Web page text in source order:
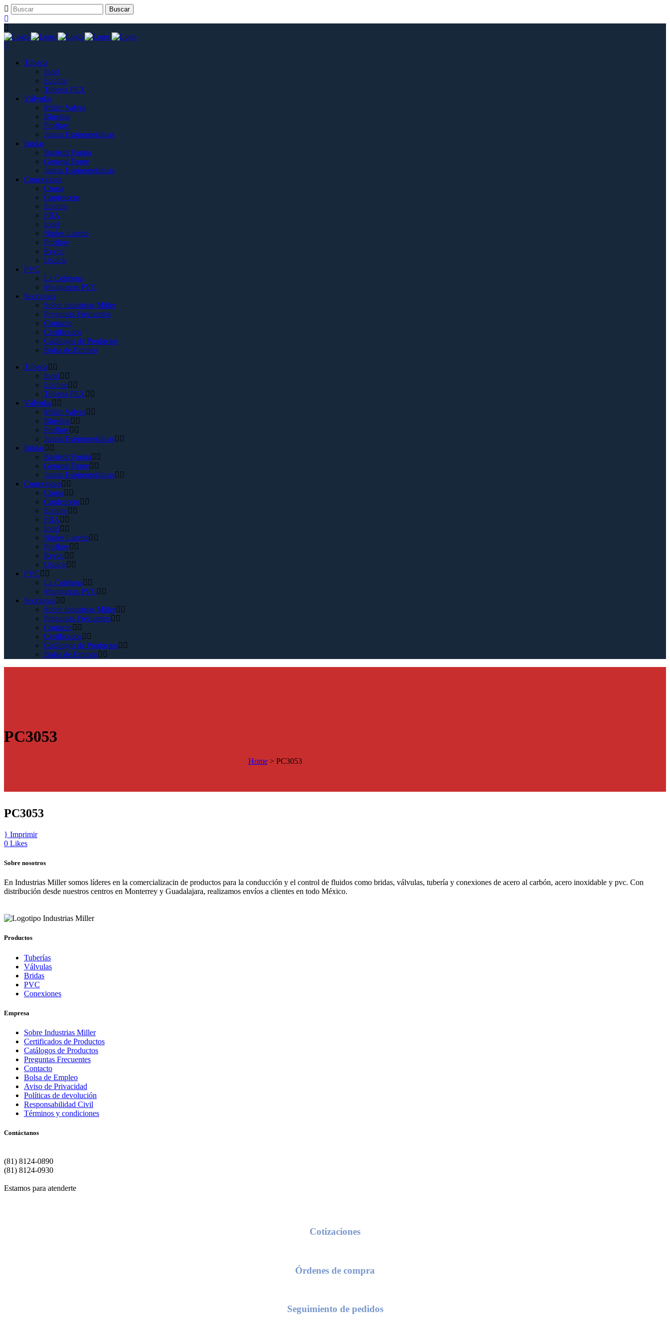
Tubería
Indel
Ecoline
Tubería PEX
Válvulas
Miller Valves
Blueline
Proflow
Juntas Espirometálicas
Bridas
Barbetti Forgia
General Forge
Juntas Espirometálicas
Conexiones
Consa
Copleacero
Ecoline
FBA
Indel
Niples Laredo
Proflow
Reyco
Usalok
PVC
La Colmena
Mangueras PVC
Secciones
Sobre Industrias Miller
Preguntas Frecuentes
Contacto
Certificados
Catálogos de Productos
Bolsa de Empleo
Tubería
Indel
Ecoline
Tubería PEX
Válvulas
Miller Valves
Blueline
Proflow
Juntas Espirometálicas
Bridas
Barbetti Forgia
General Forge
Juntas Espirometálicas
Conexiones
Consa
Copleacero
Ecoline
FBA
Indel
Niples Laredo
Proflow
Reyco
Usalok
PVC
La Colmena
Mangueras PVC
Secciones
Sobre Industrias Miller
Preguntas Frecuentes
Contacto
Certificados
Catálogos de Productos
Bolsa de Empleo
PC3053
Home> PC3053
PC3053
Imprimir
0 Likes
Sobre nosotros
En Industrias Miller somos líderes en la comercializacin de productos para la conducción y el control de fluidos como bridas, válvulas, tubería y conexiones de acero al carbón, acero inoxidable y pvc. Con
distribución desde nuestros centros en Monterrey y Guadalajara, realizamos envíos a clientes en todo México.
Productos
Tuberías
Válvulas
Bridas
PVC
Conexiones
Empresa
Sobre Industrias Miller
Certificados de Productos
Catálogos de Productos
Preguntas Frecuentes
Contacto
Bolsa de Empleo
Aviso de Privacidad
Políticas de devolución
Responsabilidad Civil
Términos y condiciones
Contáctanos
(81) 8124-0890
(81) 8124-0930
Estamos para atenderte
Cotizaciones
Órdenes de compra
Seguimiento de pedidos